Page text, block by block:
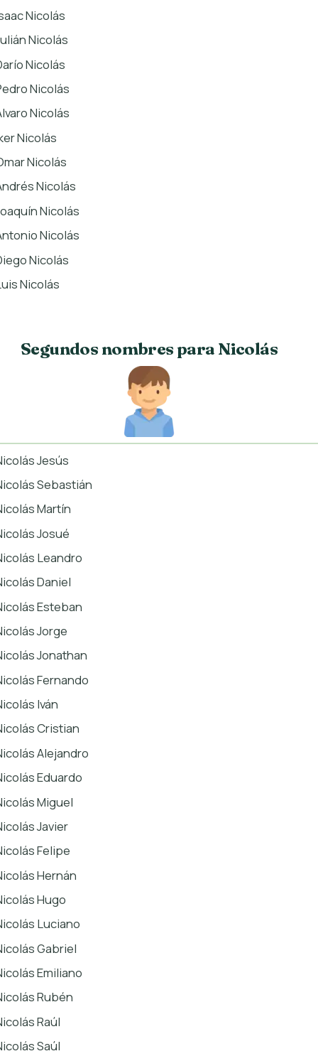
Nicolás
Nicolás
Nicolás
Nicolás
Nicolás
Nicolás
Nicolás
Nicolás
Nicolás
Nicolás
Nicolás
Nicolás
Segundos nombres para Nicolás
Jesús
Sebastián
Martín
Josué
Leandro
Daniel
Esteban
Jorge
Jonathan
Fernando
Iván
Cristian
Alejandro
Eduardo
Miguel
Javier
Felipe
Hernán
Hugo
Luciano
Gabriel
Emiliano
Rubén
Raúl
Saúl